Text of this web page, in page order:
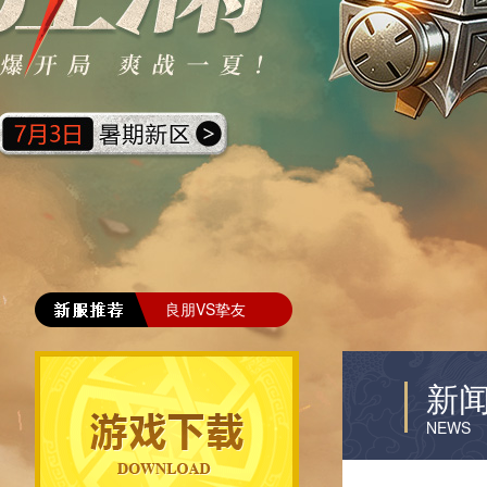
良朋VS挚友
新
NEWS